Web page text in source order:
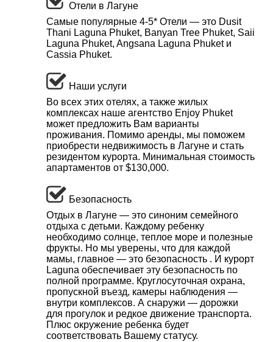
Отели в Лагуне
Самые популярные 4-5* Отели — это Dusit
Thani Laguna Phuket, Banyan Tree Phuket, Saii
Laguna Phuket, Angsana Laguna Phuket и
Cassia Phuket.
Наши услуги
Во всех этих отелях, а также жилых
комплексах наше агентство Enjoy Phuket
может предложить Вам варианты
проживания. Помимо аренды, мы поможем
приобрести недвижимость в Лагуне и стать
резидентом курорта. Минимальная стоимость
апартаментов от $130,000.
Безопасность
Отдых в Лагуне — это синоним семейного
отдыха с детьми. Каждому ребенку
необходимо солнце, теплое море и полезные
фрукты. Но мы уверены, что для каждой
мамы, главное — это безопасность . И курорт
Laguna обеспечивает эту безопасность по
полной программе. Круглосуточная охрана,
пропускной въезд, камеры наблюдения —
внутри комплексов. А снаружи — дорожки
для прогулок и редкое движение транспорта.
Плюс окружение ребенка будет
соответствовать Вашему статусу.